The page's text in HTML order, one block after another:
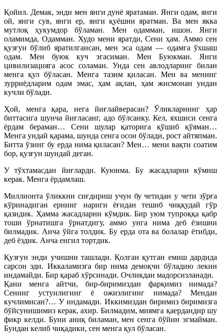
Қойил. Демак, энди мен янги дунё яратаман. Янги одам, янги
ой, янги сув, янги ер, янги қуёшни яратман. Ва мен якка
мутлоқ ҳукумдор бўламан. Мен одамман, ишон. Янги
оламимда, Одамман. Худо мени яратди, Сени ҳам. Аммо сен
қузғун бўлиб яратилгансан, мен эса одам — одамга ўхшаш
одам. Мен буюк куч эгасиман. Мен Буюкман. Янги
цивилизацияга асос соламан. Унда сен авлодларинг билан
менга қул бўласан. Менга тазим қиласан. Мен ва менинг
зурриёдларим одам эмас, ҳам ақлан, ҳам жисмонан ундан
кучли бўлади.
Ҳой, менга қара, нега йиғлайверасан? Ўликларнинг ҳар
биттасига шунча йиғласанг, адо бўлсанку. Кел, яхшиси сенга
ёрдам бераман… Сени шулар қаторига қўшиб қўяман…
Менга ундай қарама, шунда сенга осон бўлади, рост айтяпман.
Битта ўзинг бу ерда нима қиласан? Мен… мени вақти соатим
бор, қузғун шундай деган.
У тўхтамасдан йиғларди. Куюнма. Бу жасадларни кўмиш
керак. Менга ёрдамлаш.
Миллионта ўликкни сиғдириш учун бу четидан у чети зўрға
кўринадиган ернинг нариги ёғидан тешиб чиққудай гўр
қазидик. Ҳамма жасадларни кўмдик. Бир уюм тупроққа қабр
тоши ўрнатишга ўрнатдигу, аммо унга нима деб ёзишни
билмадик. Анча ўйга толдик. Бу ерда ота ва болалар ётибди,
деб ёздик. Анча енгил тортдик.
Қузғун энди учишни ташлади. Қолган қутган емиш дардида
сарсон эди. Иккаламизга бир нима демоқчи бўладию лекин
индамайди. Бир қараб хўрсинади. Очликдан мадорсизланади.
Қани менга айтчи, бир-биримиздан фарқимиз нимада?
Сенинг устунлигинг ё ожизлигинг нимада? Мендан
кучлимисан?… У индамади. Иккимиздан биримиз биримизга
бўйсунишимиз керак, ахир. Билмадим, миямга қаердандир шу
фикр келди. Буни аниқ биламан, мен сенга бўйин эгмайман.
Бундан келиб чиқадики, сен менга қул бўласан.